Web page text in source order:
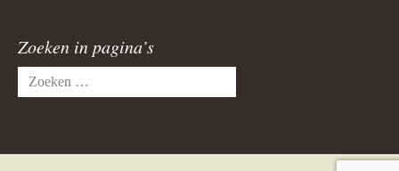
Zoeken in pagina’s
Zoeken
naar: